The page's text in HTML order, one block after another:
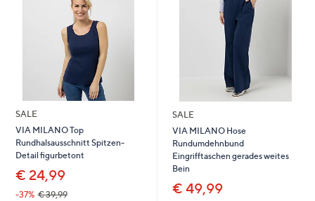
SALE
VIA MILANO Top
Rundhalsausschnitt Spitzen-
Detail figurbetont
€ 24,99
-37% € 39,99
SALE
VIA MILANO Hose
Rundumdehnbund
Eingrifftaschen gerades weites
Bein
€ 49,99